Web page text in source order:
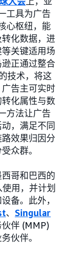
工具为广告
心枢纽，能
化数据，进
关键适用场
正通过整合
技术，将这
告主可实时
化属性与数
方法让广告
，满足不同
效果归因分
众群。
哥和巴西的
用，并计划
备。此外，
、 Singular
伴 (MMP)
伙伴。